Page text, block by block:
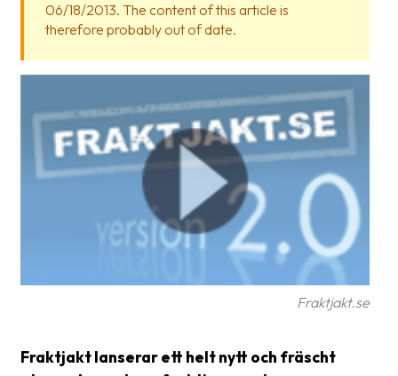
What
FAQ
Glossary
Shipping
Customs
06/18/2013. The content of this article is
therefore probably out of date.
Fraktjakt.se
Fraktjakt lanserar ett helt nytt och fräscht